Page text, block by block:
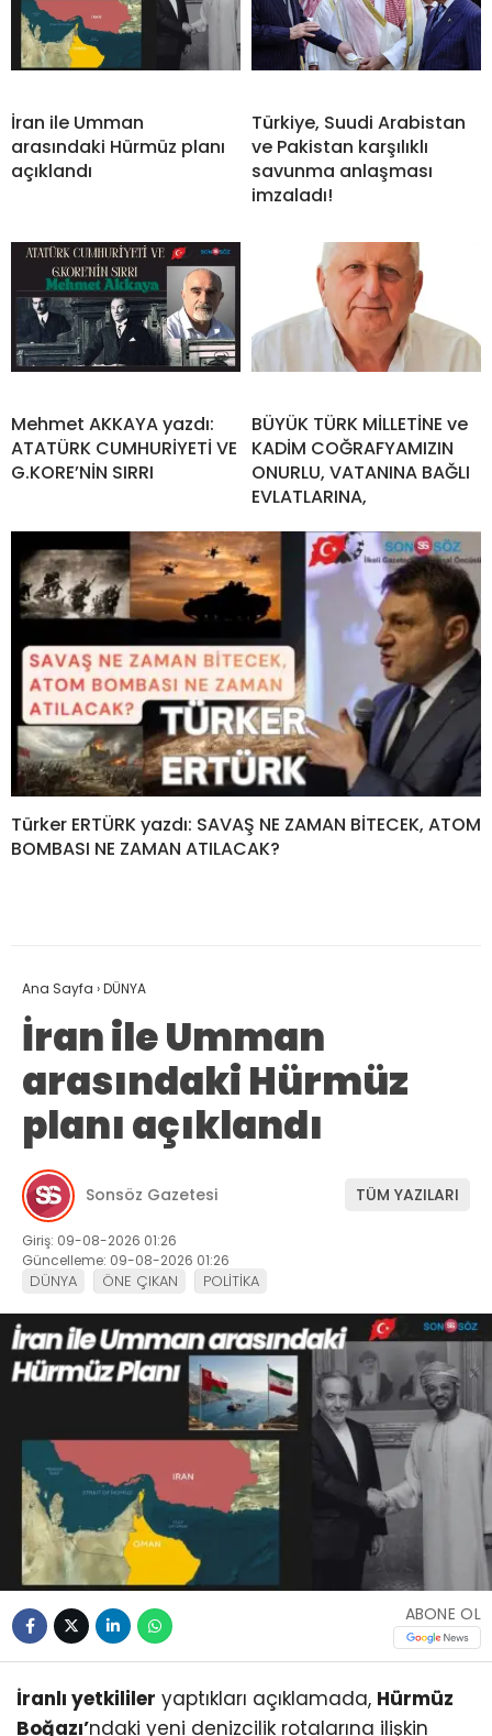
İran ile Umman
arasındaki Hürmüz planı
açıklandı
Türkiye, Suudi Arabistan
ve Pakistan karşılıklı
savunma anlaşması
imzaladı!
Mehmet AKKAYA yazdı:
ATATÜRK CUMHURİYETİ VE
G.KORE’NİN SIRRI
BÜYÜK TÜRK MİLLETİNE ve
KADİM COĞRAFYAMIZIN
ONURLU, VATANINA BAĞLI
EVLATLARINA,
Türker ERTÜRK yazdı: SAVAŞ NE ZAMAN BİTECEK, ATOM
BOMBASI NE ZAMAN ATILACAK?
Ana Sayfa ›DÜNYA
İran ile Umman
arasındaki Hürmüz
planı açıklandı
Sonsöz Gazetesi TÜM YAZILARI
Giriş: 09-08-2026 01:26
Güncelleme: 09-08-2026 01:26
DÜNYA ÖNE ÇIKAN POLİTİKA
ABONE OL
İranlı yetkililer yaptıkları açıklamada, Hürmüz
Boğazı’ndaki yeni denizcilik rotalarına ilişkin